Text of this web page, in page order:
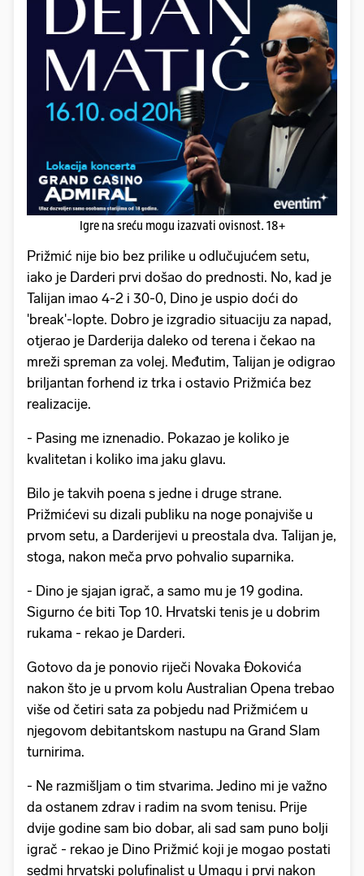
Igre na sreću mogu izazvati ovisnost. 18+
Prižmić nije bio bez prilike u odlučujućem setu,
iako je Darderi prvi došao do prednosti. No, kad je
Talijan imao 4-2 i 30-0, Dino je uspio doći do
'break'-lopte. Dobro je izgradio situaciju za napad,
otjerao je Darderija daleko od terena i čekao na
mreži spreman za volej. Međutim, Talijan je odigrao
briljantan forhend iz trka i ostavio Prižmića bez
realizacije.
- Pasing me iznenadio. Pokazao je koliko je
kvalitetan i koliko ima jaku glavu.
Bilo je takvih poena s jedne i druge strane.
Prižmićevi su dizali publiku na noge ponajviše u
prvom setu, a Darderijevi u preostala dva. Talijan je,
stoga, nakon meča prvo pohvalio suparnika.
- Dino je sjajan igrač, a samo mu je 19 godina.
Sigurno će biti Top 10. Hrvatski tenis je u dobrim
rukama - rekao je Darderi.
Gotovo da je ponovio riječi Novaka Đokovića
nakon što je u prvom kolu Australian Opena trebao
više od četiri sata za pobjedu nad Prižmićem u
njegovom debitantskom nastupu na Grand Slam
turnirima.
- Ne razmišljam o tim stvarima. Jedino mi je važno
da ostanem zdrav i radim na svom tenisu. Prije
dvije godine sam bio dobar, ali sad sam puno bolji
igrač - rekao je Dino Prižmić koji je mogao postati
sedmi hrvatski polufinalist u Umagu i prvi nakon